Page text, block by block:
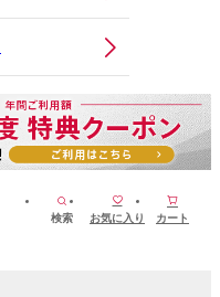
検索 お気に入り カート